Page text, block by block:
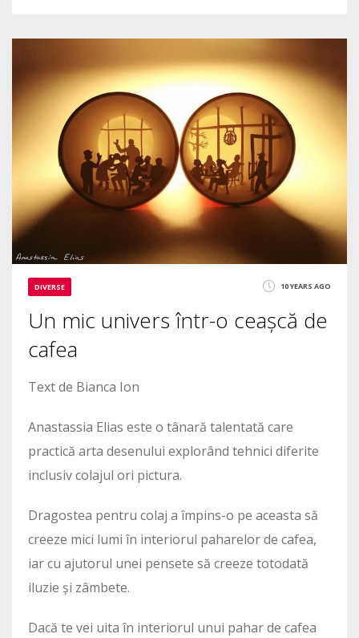
5306
DIVERSE 10 YEARS AGO
Un mic univers într-o ceașcă de
cafea
Text de Bianca Ion
Anastassia Elias este o tânară talentată care
practică arta desenului explorând tehnici diferite
inclusiv colajul ori pictura.
Dragostea pentru colaj a împins-o pe aceasta să
creeze mici lumi în interiorul paharelor de cafea,
iar cu ajutorul unei pensete să creeze totodată
iluzie și zâmbete.
Dacă te vei uita în interiorul unui pahar de cafea